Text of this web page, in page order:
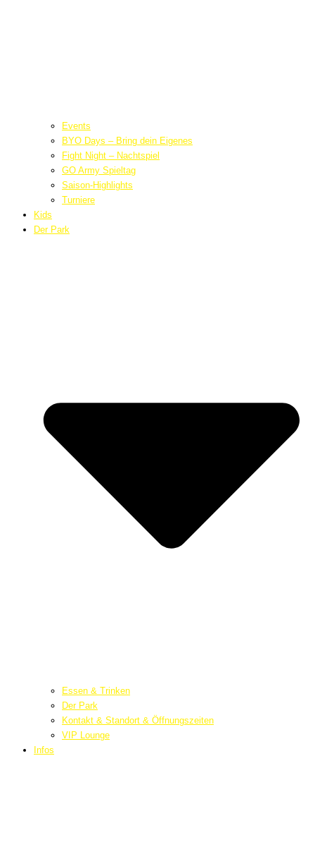
Events
BYO Days – Bring dein Eigenes
Fight Night – Nachtspiel
GO Army Spieltag
Saison-Highlights
Turniere
Kids
Der Park
Essen & Trinken
Der Park
Kontakt & Standort & Öffnungszeiten
VIP Lounge
Infos